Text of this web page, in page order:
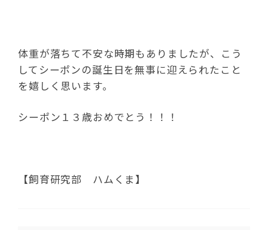
体重が落ちて不安な時期もありましたが、こう
してシーポンの誕生日を無事に迎えられたこと
を嬉しく思います。
シーポン１３歳おめでとう！！！
【飼育研究部 ハムくま】